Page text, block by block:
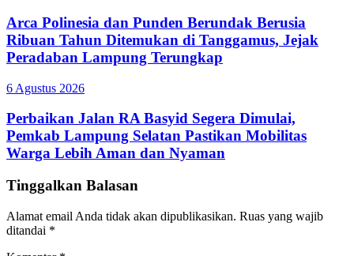
Arca Polinesia dan Punden Berundak Berusia
Ribuan Tahun Ditemukan di Tanggamus, Jejak
Peradaban Lampung Terungkap
6 Agustus 2026
Perbaikan Jalan RA Basyid Segera Dimulai,
Pemkab Lampung Selatan Pastikan Mobilitas
Warga Lebih Aman dan Nyaman
Tinggalkan Balasan
Alamat email Anda tidak akan dipublikasikan. Ruas yang wajib
ditandai *